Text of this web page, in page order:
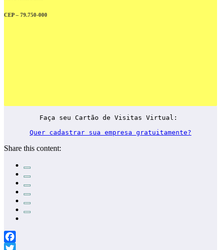
CEP – 79.750-000
Faça seu Cartão de Visitas Virtual:
Quer cadastrar sua empresa gratuitamente?
Share this content:
Facebook